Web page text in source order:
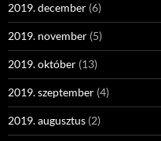
2019. december (6)
2019. november (5)
2019. október (13)
2019. szeptember (4)
2019. augusztus (2)